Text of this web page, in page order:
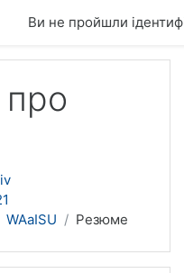
Ви не пройшли
про
WAaISU Резюме